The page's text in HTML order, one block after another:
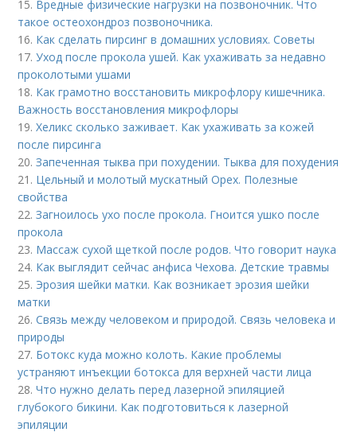
15. Вредные физические нагрузки на позвоночник. Что
такое остеохондроз позвоночника.
16. Как сделать пирсинг в домашних условиях. Советы
17.Уход после прокола ушей. Как ухаживать за недавно
проколотыми ушами
18. Как грамотно восстановить микрофлору кишечника.
Важность восстановления микрофлоры
19.Хеликс сколько заживает. Как ухаживать за кожей
после пирсинга
20.Запеченная тыква при похудении. Тыква для похудения
21. Цельный и молотый мускатный Орех. Полезные
свойства
22.Загноилось ухо после прокола. Гноится ушко после
прокола
23. Массаж сухой щеткой после родов. Что говорит наука
24. Как выглядит сейчас анфиса Чехова. Детские травмы
25. Эрозия шейки матки. Как возникает эрозия шейки
матки
26.Связь между человеком и природой. Связь человека и
природы
27. Ботокс куда можно колоть. Какие проблемы
устраняют инъекции ботокса для верхней части лица
28.Что нужно делать перед лазерной эпиляцией
глубокого бикини. Как подготовиться к лазерной
эпиляции